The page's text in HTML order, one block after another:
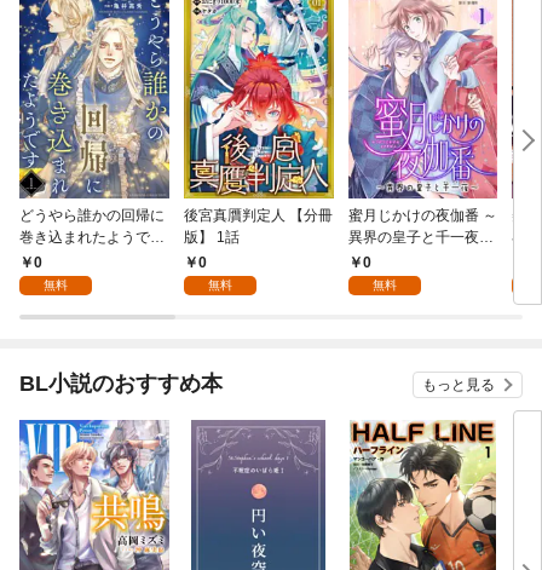
どうやら誰かの回帰に
巻き込まれたようです
【分冊版】 1話
0
無料
後宮真贋判定人 【分冊
版】 1話
0
無料
蜜月じかけの夜伽番 ～
異界の皇子と千一夜～
【分冊版】 1話
0
無料
美
界
版
BL小説のおすすめ本 もっと見る